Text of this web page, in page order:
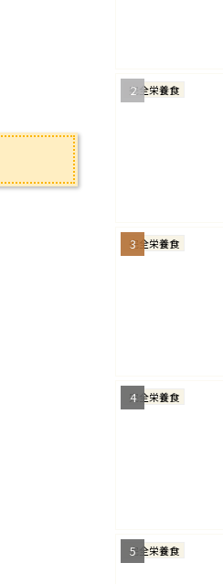
完全栄養食
完全栄養食
完全栄養食
完全栄養食